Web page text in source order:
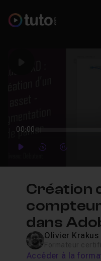
00:00
PlayForwardForward
Création
dans
Olivier Krakus
Accéder à la